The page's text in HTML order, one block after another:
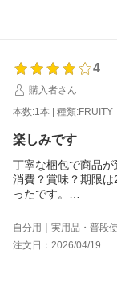
4
購入者さん
本数:1本 | 種類:FRUITY
楽しみです
丁寧な梱包で商品が
消費？賞味？期限
ったです。
今、別のメーカー
で味はわかりません
期待しています。
自分用｜実用品・普段
注文日：2026/04/19